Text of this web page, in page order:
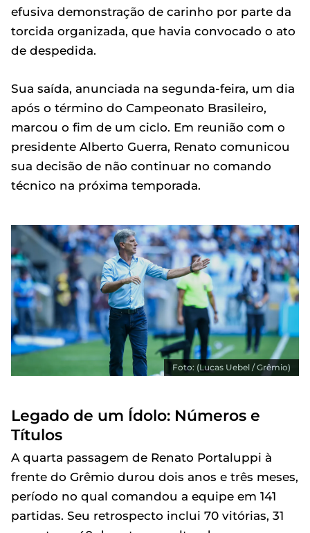
efusiva demonstração de carinho por parte da
torcida organizada, que havia convocado o ato
de despedida.
Sua saída, anunciada na segunda-feira, um dia
após o término do Campeonato Brasileiro,
marcou o fim de um ciclo. Em reunião com o
presidente Alberto Guerra, Renato comunicou
sua decisão de não continuar no comando
técnico na próxima temporada.
Foto: (Lucas Uebel / Grêmio)
Legado de um Ídolo: Números e
Títulos
A quarta passagem de Renato Portaluppi à
frente do Grêmio durou dois anos e três meses,
período no qual comandou a equipe em 141
partidas. Seu retrospecto inclui 70 vitórias, 31